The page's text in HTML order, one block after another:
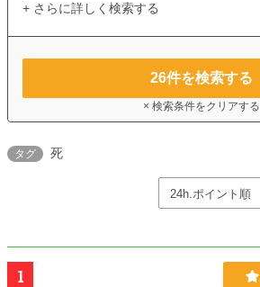
+ さらに詳しく検索する
26件を検索する
× 検索条件をクリアする
タグ 死
1